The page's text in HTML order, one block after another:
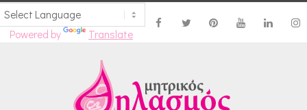
Powered by Translate